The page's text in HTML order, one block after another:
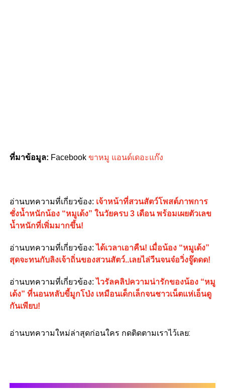
ที่มาข้อมูล: Facebook ขาหมู แอนด์เดอะแก๊ง
อ่านบทความที่เกี่ยวข้อง: เจ้าหน้าที่สวนสัตว์โพสต์ภาพการ
ชั่งน้ำหนักน้อง “หมูเด้ง” ในวัยครบ 3 เดือน พร้อมเผยตัวเลข
น้ำหนักที่เพิ่มมากขึ้น!
อ่านบทความที่เกี่ยวข้อง:ได้เวลาเอาคืน! เมื่อน้อง “หมูเด้ง”
สุดจะทนกับลิงเจ้าถิ่นของสวนสัตว์..เลยไล่วีนจนจ๋อวิ่งจู๊ดดด!
อ่านบทความที่เกี่ยวข้อง:ไวรัลคลิปความน่ารักของน้อง “หมู
เด้ง” ที่นอนหลับขี้มูกโป่ง เหมือนเด็กเล็กจนชาวเน็ตแห่เอ็นดู
กันเพียบ!
อ่านบทความใหม่ล่าสุดก่อนใคร กดติดตามเราไว้เลย: